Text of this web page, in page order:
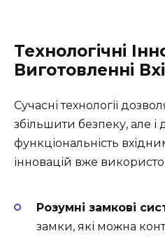
Технологічні
Виготовленні
Сучасні технології
збільшити безпеку, але
функціональність
інновацій вже
Розумні замкові
замки, які можна